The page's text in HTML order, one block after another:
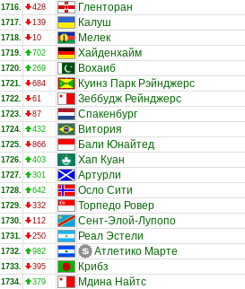
1716. 428 Гленторан
1717. 139 Калуш
1718. 10 Мелек
1719. 702 Хайденхайм
1720. 269 Вохаиб
1721. 684 Куинз Парк Рэйнджерс
1722. 61 Зеббудж Рейнджерс
1723. 87 Спакенбург
1724. 432 Витория
1725. 866 Бали Юнайтед
1726. 403 Хап Куан
1727. 301 Артурли
1728. 642 Осло Сити
1729. 332 Торпедо Ровер
1730. 112 Сент-Элой-Лупопо
1731. 250 Реал Эстели
1732. 982 Атлетико Марте
1733. 395 Крибз
1734. 379 Мдина Найтс